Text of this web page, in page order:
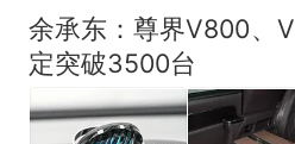
余承东：尊界V800、
定突破3500台